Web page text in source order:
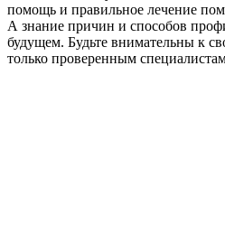
помощь и правильное лечение
А знание причин и способов
будущем. Будьте внимательны к
только проверенным